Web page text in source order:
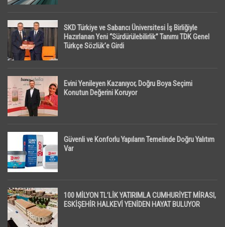
SKD Türkiye ve Sabancı Üniversitesi İş Birliğiyle
Hazırlanan Yeni “Sürdürülebilirlik” Tanımı TDK Genel
Türkçe Sözlük’e Girdi
Evini Yenileyen Kazanıyor, Doğru Boya Seçimi
Konutun Değerini Koruyor
Güvenli ve Konforlu Yapıların Temelinde Doğru Yalıtım
Var
100 MİLYON TL’LİK YATIRIMLA CUMHURİYET MİRASI,
ESKİŞEHİR HALKEVİ YENİDEN HAYAT BULUYOR